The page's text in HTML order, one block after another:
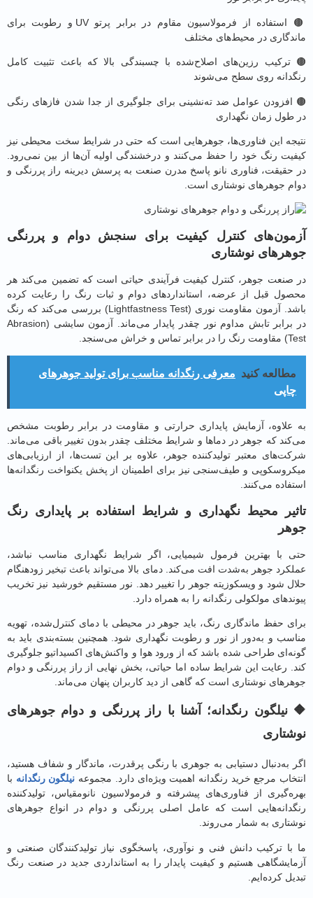
🟤 استفاده از فرمولاسیون مقاوم در برابر پرتو UV و رطوبت برای
در محیط‌های مختلف
رزین‌های اصلاح‌شده با چسبندگی بالا که باعث تثبیت کامل
روی سطح می‌شوند
عوامل ضد ته‌نشینی برای جلوگیری از جدا شدن فازهای رنگی
زمان نگهداری
این فناوری‌ها، جوهرهایی است که حتی در شرایط سخت محیطی نیز
رنگ خود را حفظ می‌کنند و درخشندگی اولیه آن‌ها از بین نمی‌رود.
فناوری نانو پاسخ مدرن صنعت به پرسش دیرینه راز پررنگی و
جوهرهای نوشتاری است.
کنترل کیفیت برای سنجش دوام و پررنگی
نوشتاری
جوهر، کنترل کیفیت فرآیندی حیاتی است که تضمین می‌کند هر
قبل از عرضه، استانداردهای دوام و ثبات رنگ را رعایت کرده
باشد. آزمون مقاومت نوری (Lightfastness Test) بررسی می‌کند که رنگ
در برابر تابش مداوم نور چقدر پایدار می‌ماند. آزمون سایشی (Abrasion
کنید معرفی رنگدانه مناسب برای تولید جوهرهای
آزمایش پایداری حرارتی و مقاومت در برابر رطوبت مشخص
که جوهر در دماها و شرایط مختلف چقدر بدون تغییر باقی می‌ماند.
معتبر تولیدکننده جوهر، علاوه بر این تست‌ها، از ارزیابی‌های
و طیف‌سنجی نیز برای اطمینان از پخش یکنواخت رنگدانه‌ها
می‌کنند.
محیط نگهداری و شرایط استفاده بر پایداری رنگ
با بهترین فرمول شیمیایی، اگر شرایط نگهداری مناسب نباشد،
جوهر به‌شدت افت می‌کند. دمای بالا می‌تواند باعث تبخیر زودهنگام
شود و ویسکوزیته جوهر را تغییر دهد. نور مستقیم خورشید نیز تخریب
مولکولی رنگدانه را به همراه دارد.
حفظ ماندگاری رنگ، باید جوهر در محیطی با دمای کنترل‌شده، تهویه
و به‌دور از نور و رطوبت نگهداری شود. همچنین بسته‌بندی باید به
طراحی شده باشد که از ورود هوا و واکنش‌های اکسیداتیو جلوگیری
رعایت این شرایط ساده اما حیاتی، بخش نهایی از راز پررنگی و دوام
نوشتاری است که گاهی از دید کاربران پنهان می‌ماند.
رنگدانه؛ آشنا با راز پررنگی و دوام جوهرهای
به‌دنبال دستیابی به جوهری با رنگی پرقدرت، ماندگار و شفاف هستید،
مرجع خرید رنگدانه اهمیت ویژه‌ای دارد. مجموعهنیلگون رنگدانهبا
از فناوری‌های پیشرفته و فرمولاسیون نانومقیاس، تولیدکننده
است که عامل اصلی پررنگی و دوام در انواع جوهرهای
به شمار می‌روند.
ترکیب دانش فنی و نوآوری، پاسخگوی نیاز تولیدکنندگان صنعتی و
هستیم و کیفیت پایدار را به استانداردی جدید در صنعت رنگ
کرده‌ایم.